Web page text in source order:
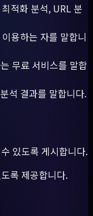
적화 분석, URL 분
용하는 자를 말합니
무료 서비스를 말합
석 결과를 말합니다.
있도록 게시합니다.
록 제공합니다.